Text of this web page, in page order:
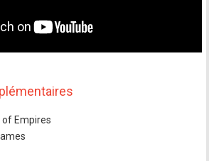
of Empires